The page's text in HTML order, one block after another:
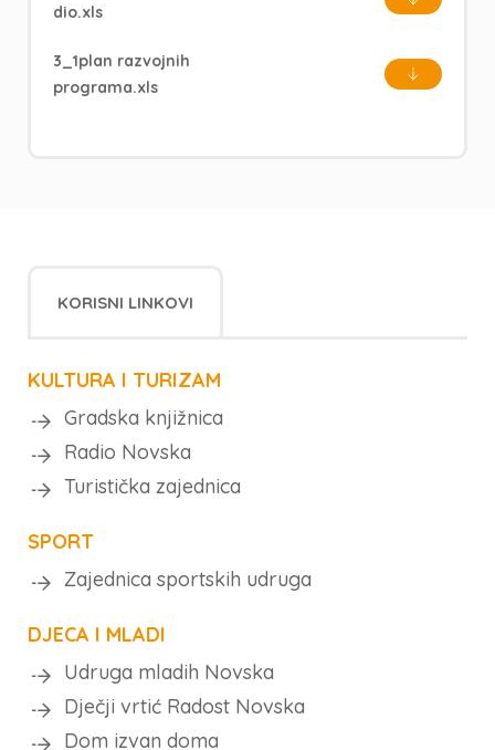
dio.xls
3_1plan razvojnih
programa.xls
KORISNI LINKOVI
KULTURA I TURIZAM
Gradska knjižnica
Radio Novska
Turistička zajednica
SPORT
Zajednica sportskih udruga
DJECA I MLADI
Udruga mladih Novska
Dječji vrtić Radost Novska
Dom izvan doma